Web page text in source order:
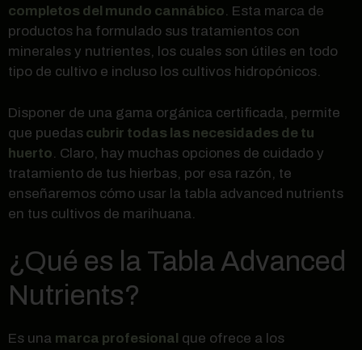
completos del mundo cannábico. Esta marca de
productos ha formulado sus tratamientos con
minerales y nutrientes, los cuales son útiles en todo
tipo de cultivo e incluso los cultivos hidropónicos.
Disponer de una gama orgánica certificada, permite
que puedas cubrir todas las necesidades de tu
huerto . Claro, hay muchas opciones de cuidado y
tratamiento de tus hierbas, por esa razón, te
enseñaremos cómo usar la tabla advanced nutrients
en tus cultivos de marihuana.
¿Qué es la Tabla Advanced
Nutrients?
Es una marca profesional que ofrece a los